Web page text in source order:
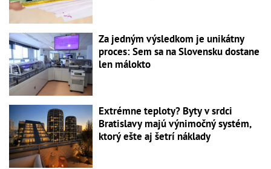
Za jedným výsledkom je unikátny
proces: Sem sa na Slovensku dostane
len málokto
Extrémne teploty? Byty v srdci
Bratislavy majú výnimočný systém,
ktorý ešte aj šetrí náklady